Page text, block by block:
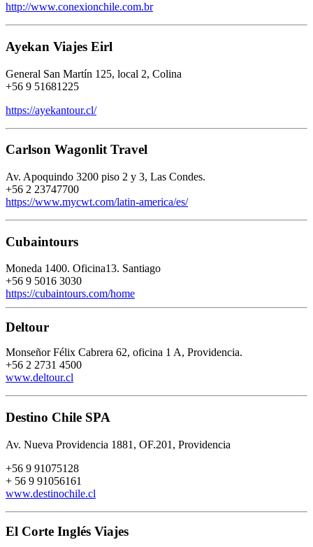
http://www.conexionchile.com.br
Ayekan Viajes Eirl
General San Martín 125, local 2, Colina
+56 9 51681225
https://ayekantour.cl/
Carlson Wagonlit Travel
Av. Apoquindo 3200 piso 2 y 3, Las Condes.
+56 2 23747700
https://www.mycwt.com/latin-america/es/
Cubaintours
Moneda 1400. Oficina13. Santiago
+56 9 5016 3030
https://cubaintours.com/home
Deltour
Monseñor Félix Cabrera 62, oficina 1 A, Providencia.
+56 2 2731 4500
www.deltour.cl
Destino Chile SPA
Av. Nueva Providencia 1881, OF.201, Providencia
+56 9 91075128
+ 56 9 91056161
www.destinochile.cl
El Corte Inglés Viajes